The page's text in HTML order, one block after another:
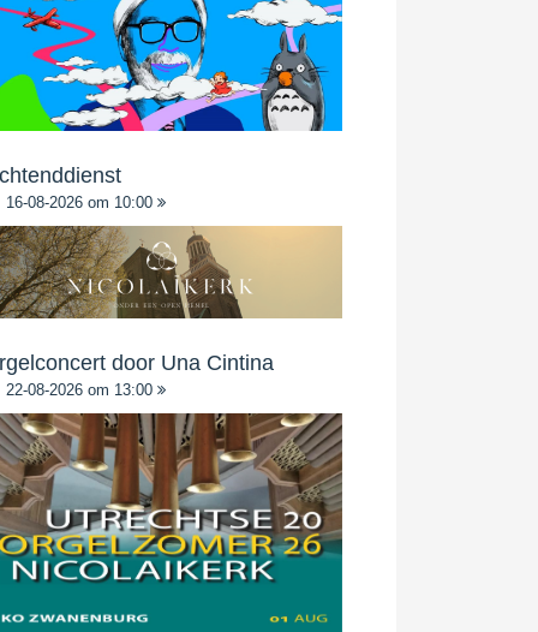
16-08-2026 om 10:00
door Una Cintina
22-08-2026 om 13:00